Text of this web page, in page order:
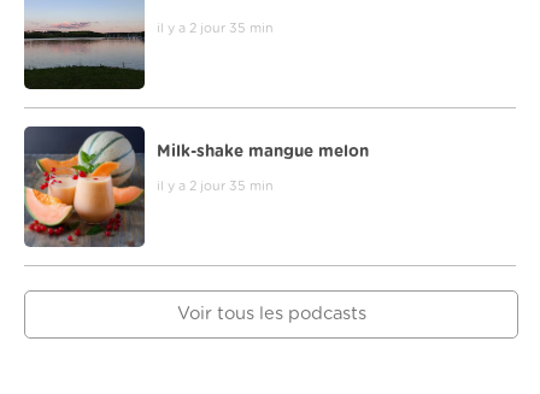
il y a 2 jour 35 min
Milk-shake mangue melon
il y a 2 jour 35 min
Voir tous les podcasts